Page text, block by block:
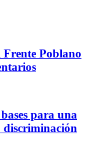
Poblano
para una
discriminación